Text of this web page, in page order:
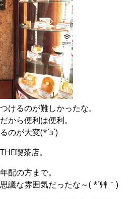
けるのが難しかったな。
から便利は便利。
のが大変(*´з`)
喫茶店。
配の方まで。
議な雰囲気だったな～( *´艸｀)